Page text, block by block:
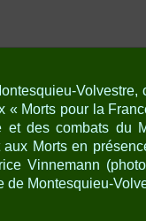
Volvestre,
« Morts pour la
et des combats du
Morts en
Vinnemann
de Montesquieu-